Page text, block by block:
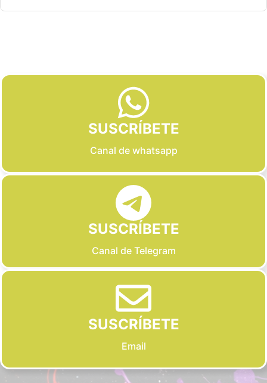
SUSCRÍBETE
Canal de whatsapp
SUSCRÍBETE
Canal de Telegram
SUSCRÍBETE
Email